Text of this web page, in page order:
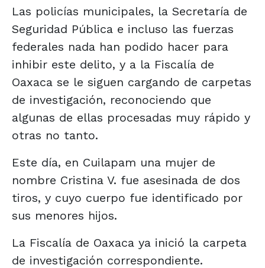
Las policías municipales, la Secretaría de
Seguridad Pública e incluso las fuerzas
federales nada han podido hacer para
inhibir este delito, y a la Fiscalía de
Oaxaca se le siguen cargando de carpetas
de investigación, reconociendo que
algunas de ellas procesadas muy rápido y
otras no tanto.
Este día, en Cuilapam una mujer de
nombre Cristina V. fue asesinada de dos
tiros, y cuyo cuerpo fue identificado por
sus menores hijos.
La Fiscalía de Oaxaca ya inició la carpeta
de investigación correspondiente.